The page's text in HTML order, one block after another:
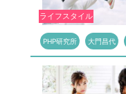
ライフスタイル
PHP研究所 大門昌代